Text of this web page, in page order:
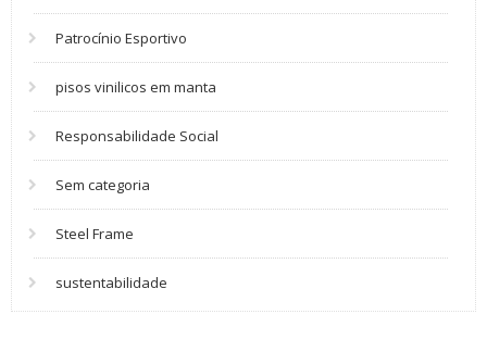
Patrocínio Esportivo
pisos vinilicos em manta
Responsabilidade Social
Sem categoria
Steel Frame
sustentabilidade